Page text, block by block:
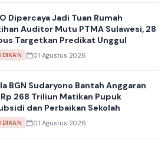
Dipercaya Jadi Tuan Rumah
Auditor Mutu PTMA Sulawesi, 28
Targetkan Predikat Unggul
01 Agustus 2026
BGN Sudaryono Bantah Anggaran
Rp 268 Triliun Matikan Pupuk
dan Perbaikan Sekolah
01 Agustus 2026